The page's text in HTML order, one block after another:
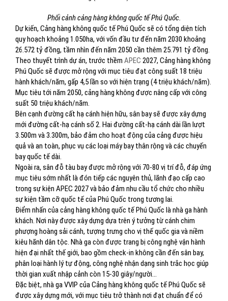
Phối cảnh cảng hàng không quốc tế Phú Quốc.
Dự kiến, Cảng hàng không quốc tế Phú Quốc sẽ có tổng diện tích
quy hoạch khoảng 1.050ha, với vốn đầu tư đến năm 2030 khoảng
26.572 tỷ đồng, tầm nhìn đến năm 2050 cần thêm 25.791 tỷ đồng.
Theo thuyết trình dự án, trước thềm APEC 2027, Cảng hàng không
Phú Quốc sẽ được mở rộng với mục tiêu đạt công suất 18 triệu
hành khách/năm, gấp 4,5 lần so với hiện trạng (4 triệu khách/năm).
Mục tiêu tới năm 2050, cảng hàng không được nâng cấp với công
suất 50 triệu khách/năm.
Bên cạnh đường cất hạ cánh hiện hữu, sân bay sẽ được xây dựng
mới đường cất-hạ cánh số 2. Hai đường cất-hạ cánh dài lần lượt
3.500m và 3.300m, bảo đảm cho hoạt động của cảng được hiệu
quả và an toàn, phục vụ các loại máy bay thân rộng và các chuyến
bay quốc tế dài.
Ngoài ra, sân đỗ tàu bay được mở rộng với 70-80 vị trí đỗ, đáp ứng
mục tiêu sớm nhất là đón tiếp các nguyên thủ, lãnh đạo cấp cao
trong sự kiện APEC 2027 và bảo đảm nhu cầu tổ chức cho nhiều
sự kiện tầm cỡ quốc tế của Phú Quốc trong tương lai.
Điểm nhấn của cảng hàng không quốc tế Phú Quốc là nhà ga hành
khách. Nơi này được xây dựng dựa trên ý tưởng từ cánh chim
phượng hoàng sải cánh, tượng trưng cho vị thế quốc gia và niềm
kiêu hãnh dân tộc. Nhà ga còn được trang bị công nghệ vận hành
hiện đại nhất thế giới, bao gồm check-in không cần đến sân bay,
phân loại hành lý tự động, công nghệ nhận dạng sinh trắc học giúp
thời gian xuất nhập cảnh còn 15-30 giây/người…
Đặc biệt, nhà ga VVIP của Cảng hàng không quốc tế Phú Quốc sẽ
được xây dựng mới, với mục tiêu trở thành nơi đạt chuẩn để có